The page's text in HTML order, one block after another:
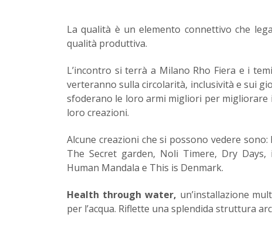
La qualità è un elemento connettivo che
qualità produttiva.
L’incontro si terrà a Milano Rho Fiera e i
verteranno sulla circolarità, inclusività e sui
sfoderano le loro armi migliori per migliorare
loro creazioni.
Alcune creazioni che si possono vedere
The Secret garden, Noli Timere, Dry
Human Mandala e This is Denmark.
Health through water, un’installazione
per l’acqua. Riflette una splendida struttura